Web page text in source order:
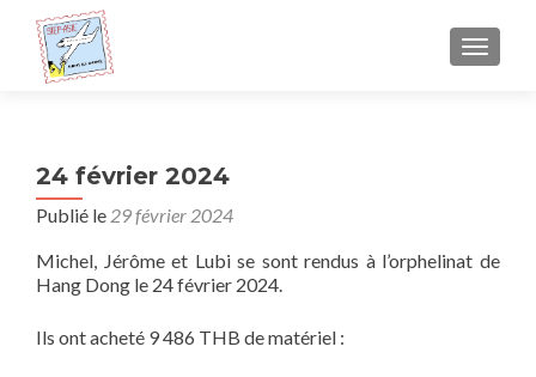
24 février 2024
Publié le 29 février 2024
Michel, Jérôme et Lubi se sont rendus à l’orphelinat de
Hang Dong le 24 février 2024.
Ils ont acheté 9 486 THB de matériel :